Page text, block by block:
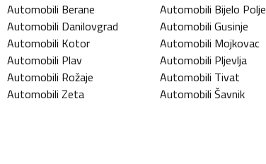
Automobili Berane Automobili Bijelo Polje
Automobili Danilovgrad Automobili Gusinje
Automobili Kotor Automobili Mojkovac
Automobili Plav Automobili Pljevlja
Automobili Rožaje Automobili Tivat
Automobili Zeta Automobili Šavnik